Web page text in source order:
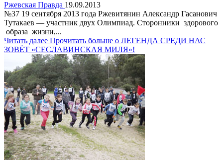
Ржевская Правда 19.09.2013
№37 19 сентября 2013 года Ржевитянин Александр Гасанович
Тутакаев — участник двух Олимпиад. Сторонники здорового
образа жизни,...
Читать далее Прочитать больше о ЛЕГЕНДА СРЕДИ НАС
ЗОВЁТ «СЕСЛАВИНСКАЯ МИЛЯ»!